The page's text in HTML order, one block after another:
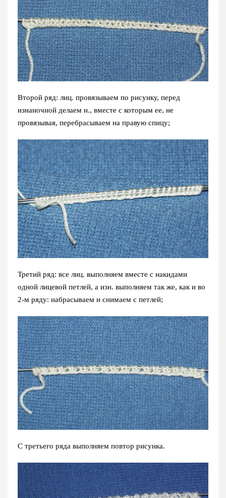
Второй ряд: лиц. провязываем по рисунку, перед
изнаночной делаем н., вместе с которым ее, не
провязывая, перебрасываем на правую спицу;
Третий ряд: все лиц. выполняем вместе с накидами
одной лицевой петлей, а изн. выполняем так же, как и во
2-м ряду: набрасываем и снимаем с петлей;
С третьего ряда выполняем повтор рисунка.